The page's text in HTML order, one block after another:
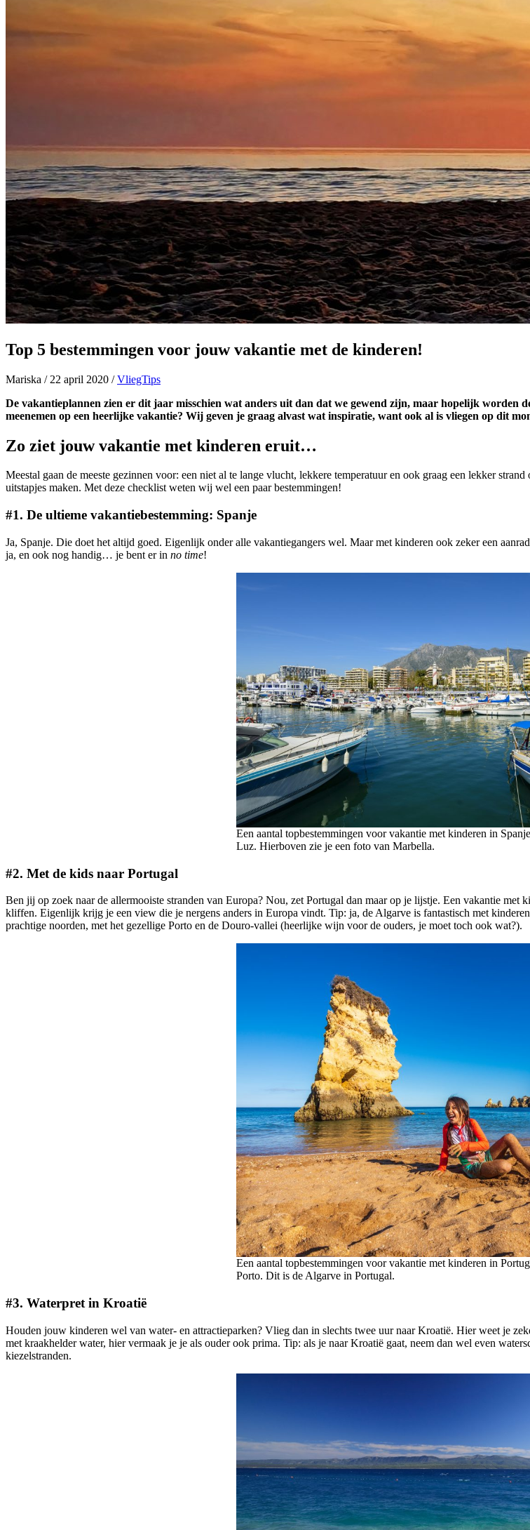
Top 5 bestemmingen voor jouw vakantie met de kinderen!
Mariska /22 april 2020 / VliegTips
De vakantieplannen zien er dit jaar misschien wat anders uit dan dat we gewend zijn, maar hopelijk worden
meenemen op een heerlijke vakantie? Wij geven je graag alvast wat inspiratie, want ook al is vliegen op dit
Zo ziet jouw vakantie met kinderen eruit…
Meestal gaan de meeste gezinnen voor: een niet al te lange vlucht, lekkere temperatuur en ook graag een lekker
uitstapjes maken. Met deze checklist weten wij wel een paar bestemmingen!
#1. De ultieme vakantiebestemming: Spanje
Ja, Spanje. Die doet het altijd goed. Eigenlijk onder alle vakantiegangers wel. Maar met kinderen ook zeker een
ja, en ook nog handig… je bent er in no time!
Een aantal topbestemmingen voor vakantie met kinderen in
Luz. Hierboven zie je een foto van Marbella.
#2. Met de kids naar Portugal
Ben jij op zoek naar de allermooiste stranden van Europa? Nou, zet Portugal dan maar op je lijstje. Een vakantie
kliffen. Eigenlijk krijg je een view die je nergens anders in Europa vindt. Tip: ja, de Algarve is fantastisch met
prachtige noorden, met het gezellige Porto en de Douro-vallei (heerlijke wijn voor de ouders, je moet toch ook wat?).
Een aantal topbestemmingen voor vakantie met kinderen in
Porto. Dit is de Algarve in Portugal.
#3. Waterpret in Kroatië
Houden jouw kinderen wel van water- en attractieparken? Vlieg dan in slechts twee uur naar Kroatië. Hier weet je
met kraakhelder water, hier vermaak je je als ouder ook prima. Tip: als je naar Kroatië gaat, neem dan wel even
kiezelstranden.